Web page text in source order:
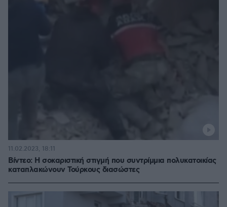
Βίντεο: Η σοκαριστική στιγμή που συντρίμμια πολυκατοικίας
καταπλακώνουν Τούρκους διασώστες
11.02.2023, 18:11